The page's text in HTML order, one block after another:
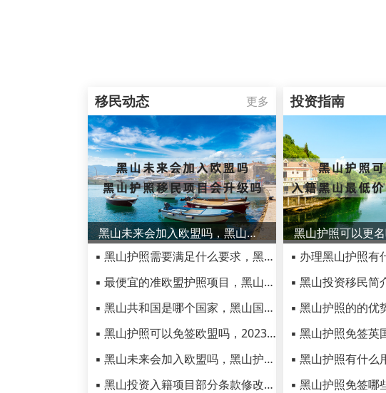
移民动态 更多
黑山未来会加入欧盟吗，黑山护照移民项目会升级吗
▪ 黑山护照需要满足什么要求，黑山护照移民需要体检吗
▪ 最便宜的准欧盟护照项目，黑山投资移民低调来袭！
▪ 黑山共和国是哪个国家，黑山国家简介了解一下
▪ 黑山护照可以免签欧盟吗，2023最新黑山护照免签国家一览！
▪ 黑山未来会加入欧盟吗，黑山护照移民项目会升级吗
▪ 黑山投资入籍项目部分条款修改，入籍黑山请留意最新政策
投资指南